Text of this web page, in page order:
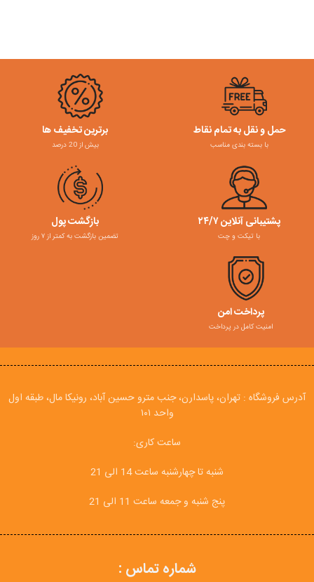
حمل و نقل به تمام نقاط
با بسته بندی مناسب
برترین تخفیف ها
بیش از 20 درصد
پشتیبانی آنلاین ۲۴/۷
با تیکت و چت
بازگشت پول
تضمین بازگشت به کمتر از ۷ روز
پرداخت امن
امنیت کامل در پرداخت
آدرس فروشگاه : تهران، پاسدارن، جنب مترو حسین آباد، رونیکا مال، طبقه اول
واحد ۱۰۱
ساعت کاری:
شنبه تا چهارشنبه ساعت 14 الی 21
پنج شنبه و جمعه ساعت 11 الی 21
شماره تماس :